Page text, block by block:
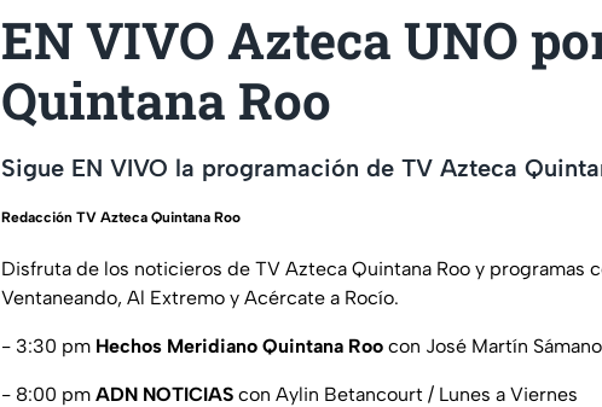
EN VIVO Azteca UNO
Quintana Roo
Sigue EN VIVO la programación de TV Azteca
Redacción TV Azteca Quintana Roo
Disfruta de los noticieros de TV Azteca Quintana Roo y programas
Ventaneando, Al Extremo y Acércate a Rocío.
- 3:30 pm Hechos Meridiano Quintana Roo con José Martín
- 8:00 pm ADN NOTICIAS con Aylin Betancourt / Lunes a Viernes